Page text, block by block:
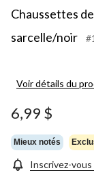
Chaussettes
sarcelle/noir
Voir détails du
6,99 $
Mieux notés
Inscrivez-